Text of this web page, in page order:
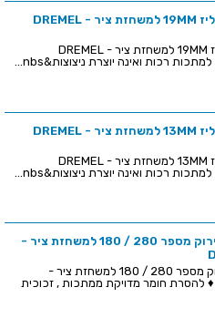
זוג מברשות פליז 19MM למשחזת ציר - DREMEL
זוג מברשות פליז 19MM למשחזת ציר - DREMEL
זוג מברשות פליז 13MM למשחזת ציר - DREMEL
זוג מברשות פליז 13MM למשחזת ציר - DREMEL
סט 2 גלגלי מירוק מספר 280 / 180 למשחזת ציר -
סט 2 גלגלי מירוק מספר 280 / 180 למשחזת ציר -
DREMEL 511S ♦ להסרת חומר מדויקת ממתכות , זכוכית